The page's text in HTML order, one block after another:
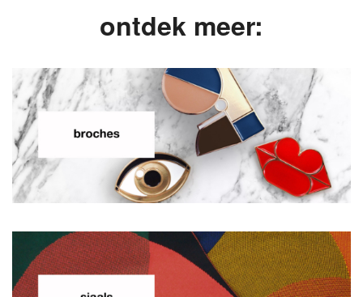
ontdek meer: